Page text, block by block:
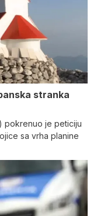
stranka
pokrenuo je peticiju
sa vrha planine